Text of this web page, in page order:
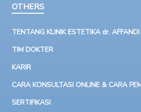
OTHERS
TENTANG KLINIK ESTETIKA dr. AFFANDI
TIM DOKTER
KARIR
CARA KONSULTASI ONLINE & CARA
SERTIFIKASI